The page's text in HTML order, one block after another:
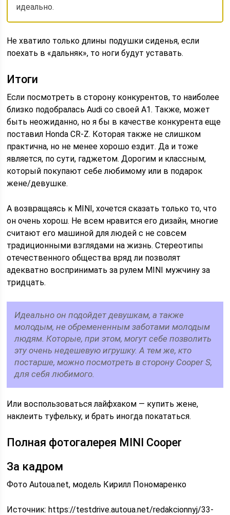
идеально.
Не хватило только длины подушки сиденья, если
поехать в «дальняк», то ноги будут уставать.
Итоги
Если посмотреть в сторону конкурентов, то наиболее
близко подобралась Audi со своей А1. Также, может
быть неожиданно, но я бы в качестве конкурента еще
поставил Honda CR-Z. Которая также не слишком
практична, но не менее хорошо ездит. Да и тоже
является, по сути, гаджетом. Дорогим и классным,
который покупают себе любимому или в подарок
жене/девушке.
А возвращаясь к MINI, хочется сказать только то, что
он очень хорош. Не всем нравится его дизайн, многие
считают его машиной для людей с не совсем
традиционными взглядами на жизнь. Стереотипы
отечественного общества вряд ли позволят
адекватно воспринимать за рулем MINI мужчину за
тридцать.
Идеально он подойдет девушкам, а также
молодым, не обремененным заботами молодым
людям. Которые, при этом, могут себе позволить
эту очень недешевую игрушку. А тем же, кто
постарше, можно посмотреть в сторону Cooper S,
для себя любимого.
Или воспользоваться лайфхаком — купить жене,
наклеить туфельку, и брать иногда покататься.
Полная фотогалерея MINI Cooper
За кадром
Фото Autoua.net, модель Кирилл Пономаренко
Источник:https://testdrive.autoua.net/redakcionnyj/33-